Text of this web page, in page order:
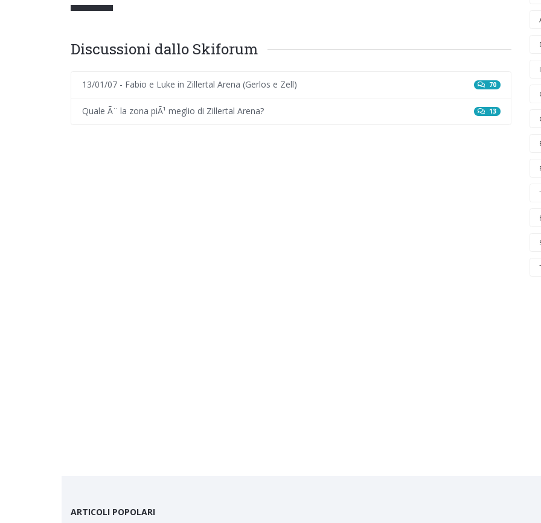
Discussioni dallo Skiforum
13/01/07 - Fabio e Luke in Zillertal Arena (Gerlos e Zell) 70
Quale Ã¨ la zona piÃ¹ meglio di Zillertal Arena? 13
ARTICOLI POPOLARI